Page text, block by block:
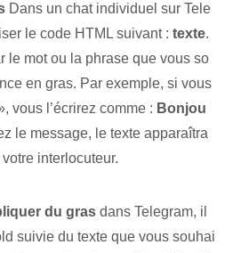
Dans un chat individuel sur Tele
le code HTML suivant : texte.
le mot ou la phrase que vous so
en gras. Par exemple, si vous
vous l’écrirez comme : Bonjou
le message, le texte apparaîtra
interlocuteur.
du gras dans Telegram, il
suivie du texte que vous souhai